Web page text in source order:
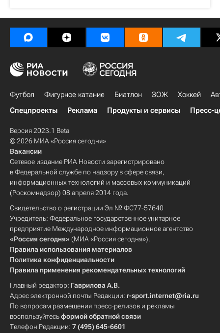
Футбол Фигурное катание Биатлон ЗОЖ Хоккей
Спецпроекты
Реклама Продукты и сервисы Пресс-
Версия 2023.1 Beta
© 2026 МИА «Россия сегодня»
Вакансии
Сетевое издание РИА Новости зарегистрировано
в Федеральной службе по надзору в сфере связи,
информационных технологий и массовых коммуникаций
(Роскомнадзор) 08 апреля 2014 года.
Свидетельство о регистрации Эл № ФС77-57640
Учредитель: Федеральное государственное унитарное
предприятие Международное информационное агентство
«Россия сегодня» (МИА «Россия сегодня»).
Правила использования материалов
Политика конфиденциальности
Правила применения рекомендательных технологий
Главный редактор: Гаврилова А.В.
Адрес электронной почты Редакции: r-sport.internet@ria.ru
По вопросам размещения пресс-релизов и рекламы
воспользуйтесьформой обратной связи
Телефон Редакции: 7 (495) 645-6601